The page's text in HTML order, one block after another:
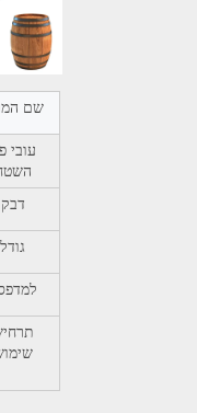
שם
עובי
דבק
גודל